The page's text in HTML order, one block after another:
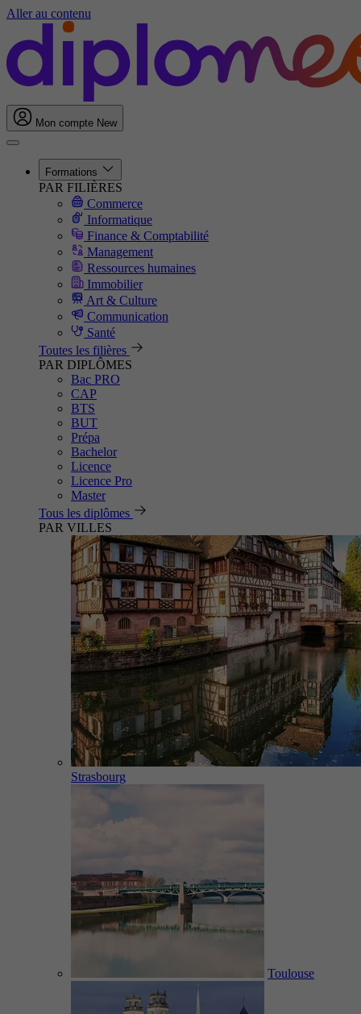
Aller au contenu
Mon compte New
Formations
PAR FILIÈRES
Commerce
Informatique
Finance & Comptabilité
Management
Ressources humaines
Immobilier
Art & Culture
Communication
Santé
Toutes les filières
PAR DIPLÔMES
Bac PRO
CAP
BTS
BUT
Prépa
Bachelor
Licence
Licence Pro
Master
Tous les diplômes
PAR VILLES
Strasbourg
Toulouse